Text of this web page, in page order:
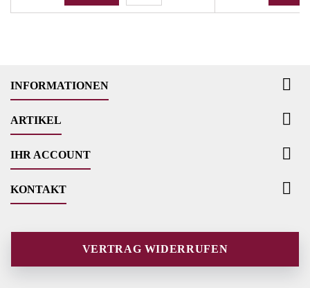
INFORMATIONEN 
ARTIKEL 
IHR ACCOUNT 
KONTAKT 
VERTRAG WIDERRUFEN